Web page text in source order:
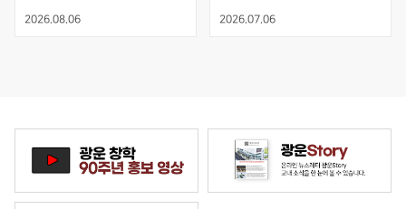
해법으로, 기술의 시작과 끝을
2026.08.06
기준을 만들다”
2026.07.06